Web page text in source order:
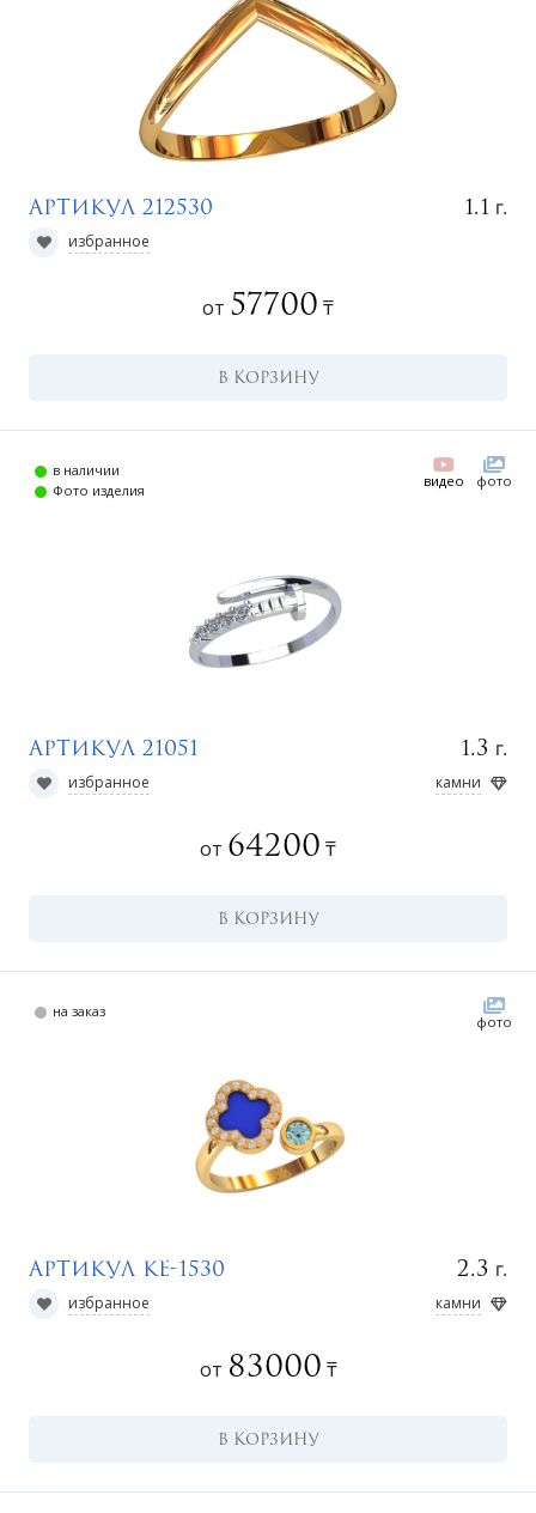
Артикул 212530 1.1 г.
избранное
от 57700 ₸
В КОРЗИНУ
в наличии
Фото изделия
видео фото
Артикул 21051 1.3 г.
избранное камни
от 64200 ₸
В КОРЗИНУ
на заказ
фото
Артикул КЕ-1530 2.3 г.
избранное камни
от 83000 ₸
В КОРЗИНУ